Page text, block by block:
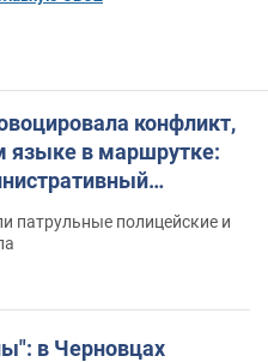
конфликт,
языке в маршрутке:
патрульные полицейские и
в Черновцах